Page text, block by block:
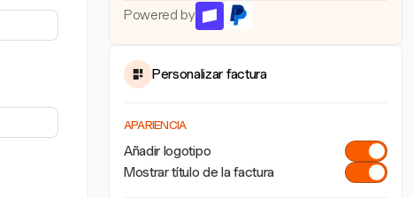
Powered by
Personalizar factura
APARIENCIA
Añadir logotipo
Mostrar título de la factura